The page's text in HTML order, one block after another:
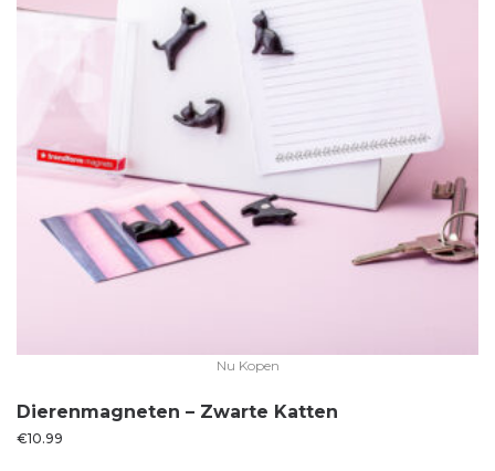
Nu Kopen
Dierenmagneten – Zwarte Katten
€10.99